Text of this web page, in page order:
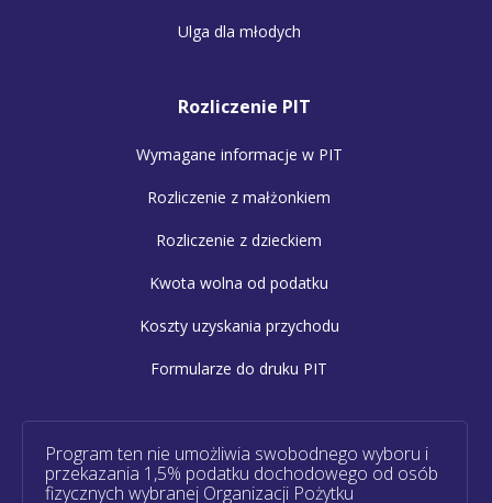
Ulga dla młodych
Rozliczenie PIT
Wymagane informacje w PIT
Rozliczenie z małżonkiem
Rozliczenie z dzieckiem
Kwota wolna od podatku
Koszty uzyskania przychodu
Formularze do druku PIT
Program ten nie umożliwia swobodnego wyboru i
przekazania 1,5% podatku dochodowego od osób
fizycznych wybranej Organizacji Pożytku